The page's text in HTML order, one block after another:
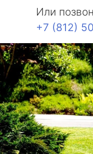
Или
+7 (812)